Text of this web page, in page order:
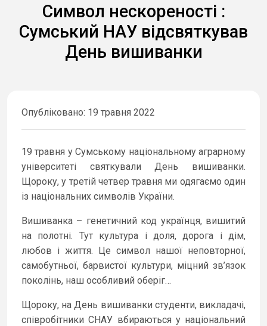
Символ нескореності :
Сумський НАУ відсвяткував
День вишиванки
Опубліковано: 19 травня 2022
19 травня у Сумському національному аграрному
університеті святкували День вишиванки.
Щороку, у третій четвер травня ми одягаємо один
із національних символів України.
Вишиванка – генетичний код українця, вишитий
на полотні. Тут культура і доля, дорога і дім,
любов і життя. Це символ нашої неповторної,
самобутньої, барвистої культури, міцний зв’язок
поколінь, наш особливий оберіг…
Щороку, на День вишиванки студенти, викладачі,
співробітники СНАУ вбираються у національний